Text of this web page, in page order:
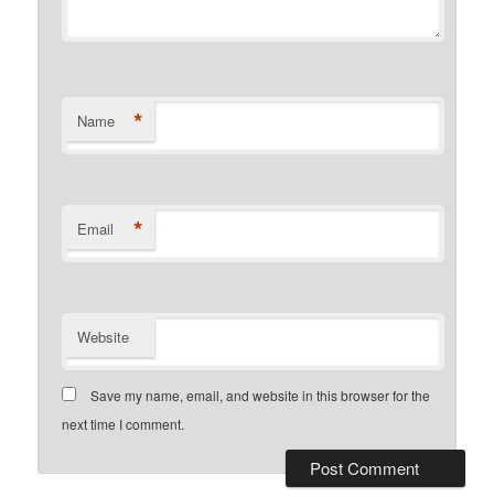
Name *
Email *
Website
Save my name, email, and website in this browser for the
next time I comment.